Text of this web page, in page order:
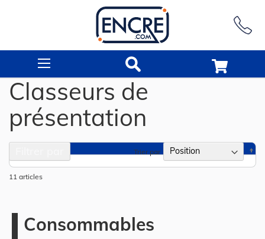
Classeurs de
présentation
11 articles
Trier par
Consommables